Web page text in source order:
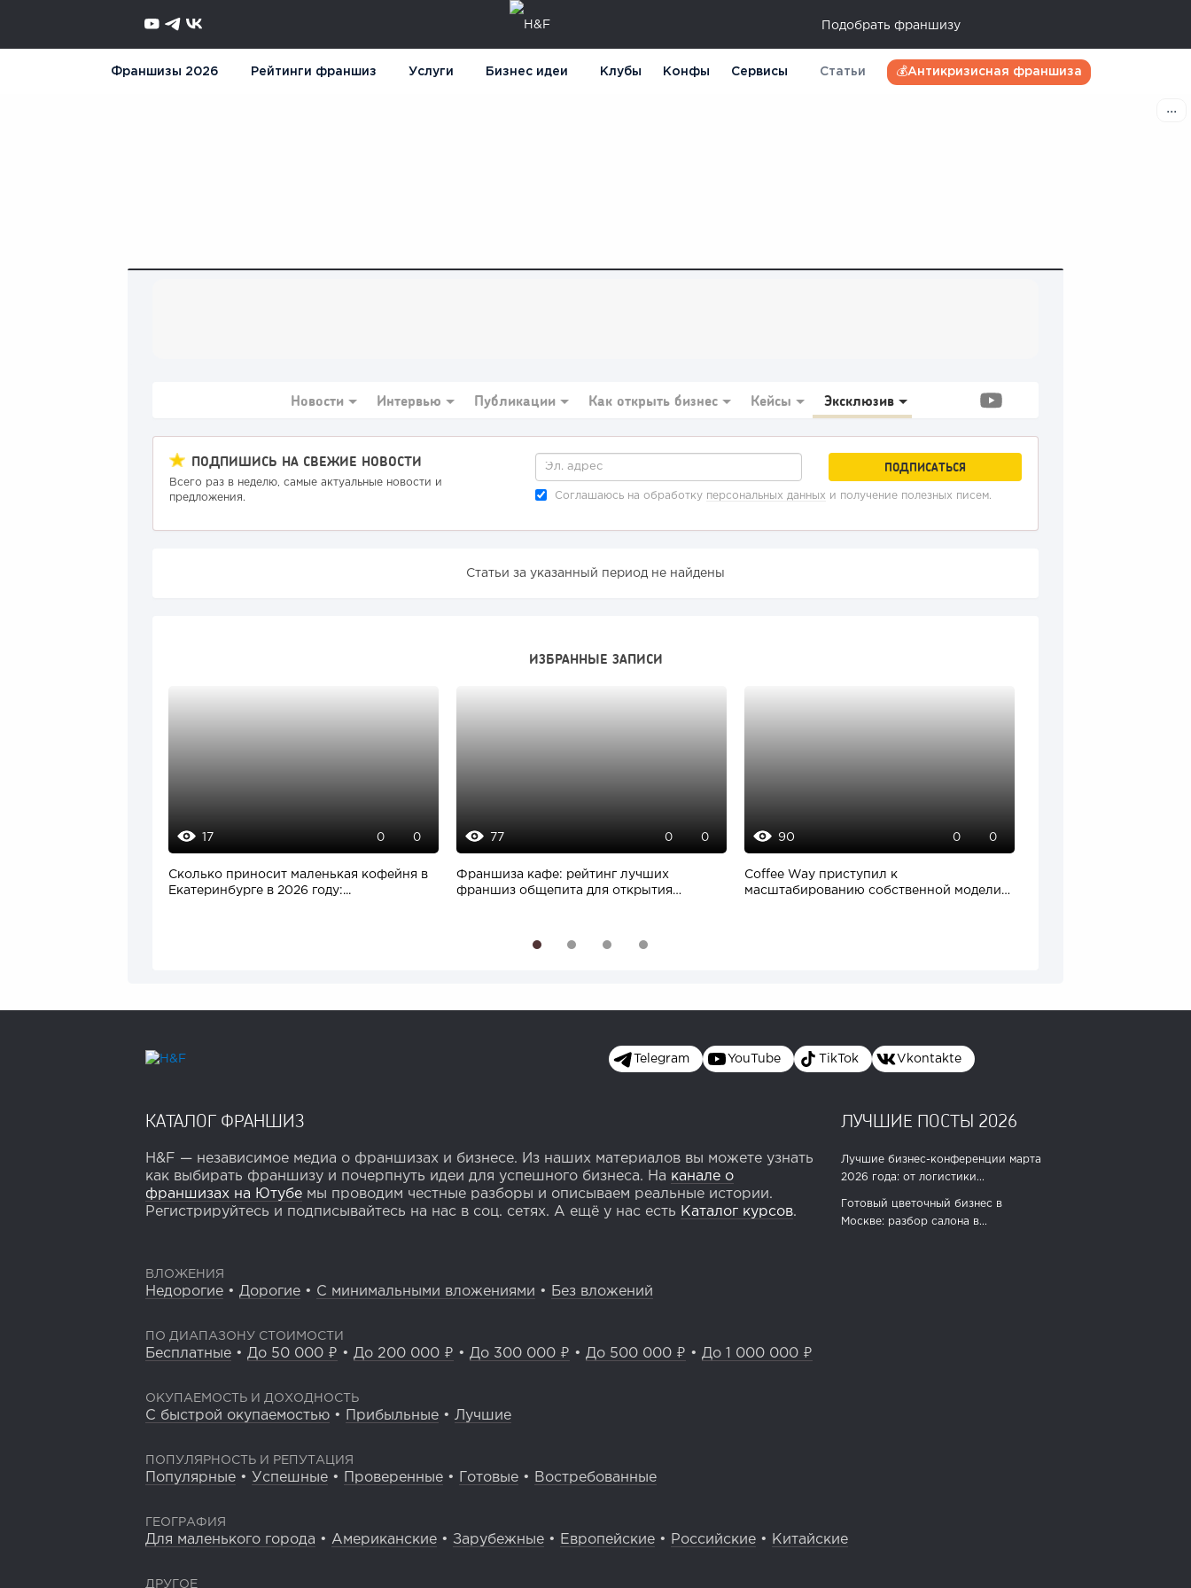
Подобрать франшизу
Франшизы 2026 Рейтинги франшиз Услуги Бизнес идеи Клубы Конфы Сервисы Статьи 💰Антикризисная франшиза
Новости Интервью Публикации Как открыть бизнес Кейсы Эксклюзив
ПОДПИШИСЬ НА СВЕЖИЕ НОВОСТИ
Всего раз в неделю, самые актуальные новости и
предложения.
Соглашаюсь на обработку персональных данных и получение полезных писем.
Статьи за указанный период не найдены
ИЗБРАННЫЕ ЗАПИСИ
17 0 0
Сколько приносит маленькая кофейня в
Екатеринбурге в 2026 году:...
77 0 0
Франшиза кафе: рейтинг лучших
франшиз общепита для открытия
90 0 0
Coffee Way приступил к
масштабированию собственной модели
1 2 3 4
Telegram YouTube TikTok Vkontakte
КАТАЛОГ ФРАНШИЗ
H&F — независимое медиа о франшизах и бизнесе. Из наших материалов вы можете узнать
как выбирать франшизу и почерпнуть идеи для успешного бизнеса. На канале о
франшизах на Ютубе мы проводим честные разборы и описываем реальные истории.
Регистрируйтесь и подписывайтесь на нас в соц. сетях. А ещё у нас есть Каталог курсов.
ЛУЧШИЕ ПОСТЫ 2026
Лучшие бизнес-конференции марта
2026 года: от логистики...
Готовый цветочный бизнес в
Москве: разбор салона в...
ВЛОЖЕНИЯ
Недорогие • Дорогие • С минимальными вложениями • Без вложений
ПО ДИАПАЗОНУ СТОИМОСТИ
Бесплатные • До 50 000 ₽ • До 200 000 ₽ • До 300 000 ₽ • До 500 000 ₽ • До 1 000 000 ₽
ОКУПАЕМОСТЬ И ДОХОДНОСТЬ
С быстрой окупаемостью • Прибыльные • Лучшие
ПОПУЛЯРНОСТЬ И РЕПУТАЦИЯ
Популярные • Успешные • Проверенные • Готовые • Востребованные
ГЕОГРАФИЯ
Для маленького города • Американские • Зарубежные • Европейские • Российские • Китайские
ДРУГОЕ